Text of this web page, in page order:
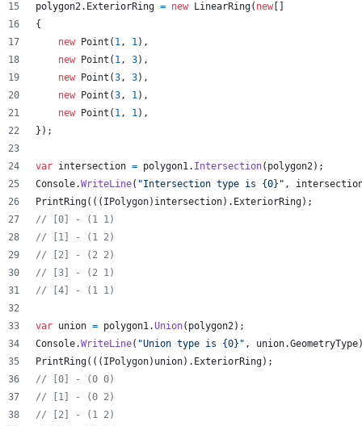
polygon2. ExteriorRing = new LinearRing( new
{
new
Point ( 1, 1) ,
new
Point ( 1, 3) ,
new
Point (3, 3) ,
new
Point (3, 1) ,
new
Point ( 1, 1) ,
} ) ;
var intersection = polygon1. Intersection( polygon2) ;
Console.WriteLine( "Intersection type is {0}" ,
PrintRing( ( ( IPolygon) intersection) . ExteriorRing) ;
// [0] - (1 1)
// [1] - (1 2)
// [2] - (2 2)
// [3] - (2 1)
// [4] - (1 1)
var union = polygon1.Union( polygon2) ;
Console.WriteLine( "Union type is {0}" , union.GeometryType
PrintRing( ( ( IPolygon) union) . ExteriorRing) ;
// [0] - (0 0)
// [1] - (0 2)
// [2] - (1 2)